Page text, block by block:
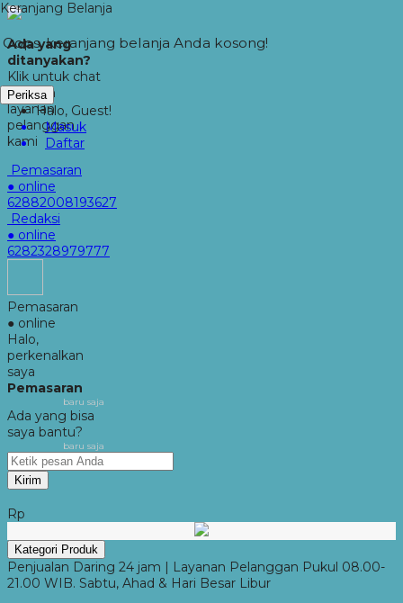
Ada yang
ditanyakan?
Klik untuk chat
dengan
layanan
pelanggan
kami
Pemasaran
● online
62882008193627
Redaksi
● online
6282328979777
Pemasaran
● online
Halo,
perkenalkan
saya
Pemasaran
baru saja
Ada yang bisa
saya bantu?
baru saja
Kirim
Halo, Guest!
Masuk
Daftar
Rp
Keranjang Belanja
Oops, keranjang belanja Anda kosong!
Periksa
Kategori Produk
Penjualan Daring 24 jam | Layanan Pelanggan Pukul 08.00-
21.00 WIB. Sabtu, Ahad & Hari Besar Libur